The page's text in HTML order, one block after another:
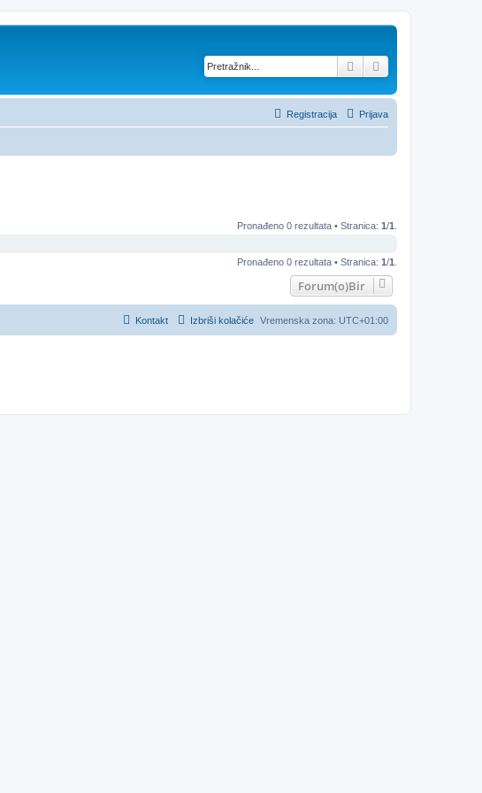
Pretražnik
Prijava
Registracija
Pronađeno 0 rezultata • Stranica: 1/1
Pronađeno 0 rezultata • Stranica: 1/1
Forum(o)Bir
Vremenska zona: UTC+01:00
Izbriši kolačiće
Kontakt